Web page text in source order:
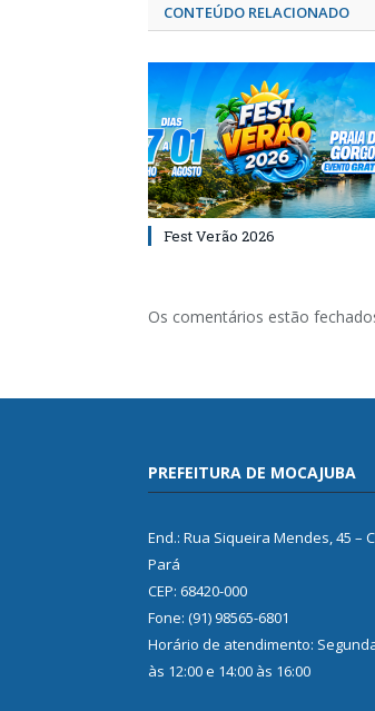
CONTEÚDO RELACIONADO
Fest Verão 2026
Os comentários estão
PREFEITURA DE MOCAJUBA
End.: Rua Siqueira Mendes, 45 –
Pará
CEP: 68420-000
Fone: (91) 98565-6801
Horário de atendimento:
às 12:00 e 14:00 às 16:00